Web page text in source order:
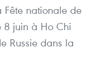
Fête nationale de
8 juin à Ho Chi
Russie dans la